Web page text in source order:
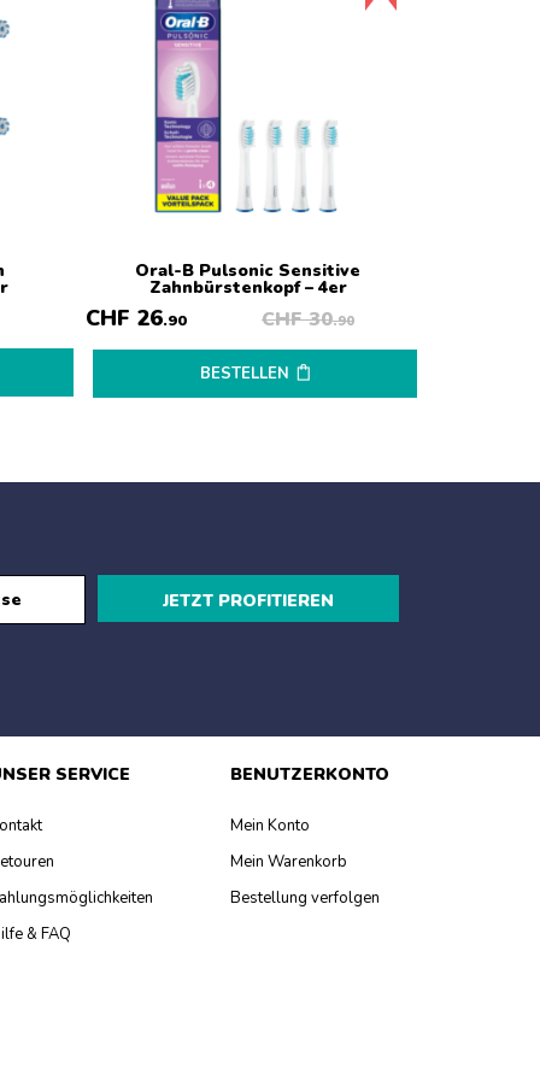
Oral-B Pulsonic Sensitive
Zahnbürstenkopf – 4er
CHF 26.90 CHF30.90
BESTELLEN
JETZT PROFITIEREN
SERVICE
& FAQ
BENUTZERKONTO
Mein Konto
Mein Warenkorb
Bestellung verfolgen